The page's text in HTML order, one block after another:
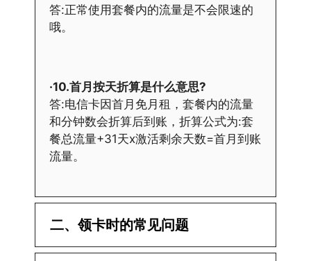
答:正常使用套餐内的流量是不会限速的
哦。
·10.首月按天折算是什么意思?
答:电信卡因首月免月租，套餐内的流量
和分钟数会折算后到账，折算公式为:套
餐总流量+31天x激活剩余天数=首月到账
流量。
二、领卡时的常见问题